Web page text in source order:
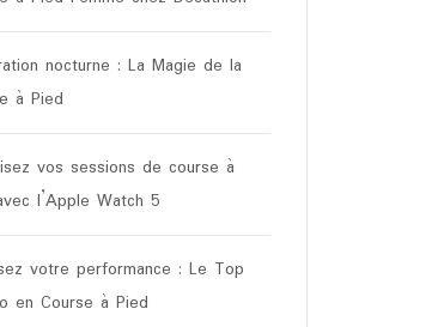
nocturne : La Magie de la
à Pied
vos sessions de course à
l’Apple Watch 5
votre performance : Le Top
en Course à Pied